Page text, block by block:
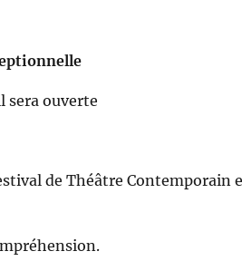
sera ouverte
de Théâtre Contemporain